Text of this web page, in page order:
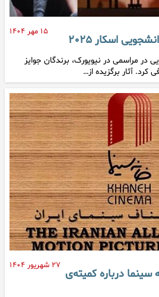
۱۵ مهر ۱۴۰۴
اسکار ۲۰۲۵
در مراسمی در نیویورک، برندگان جوایز
۲۷ شهریور ۱۴۰۴
سینما درباره کمیته‌ی